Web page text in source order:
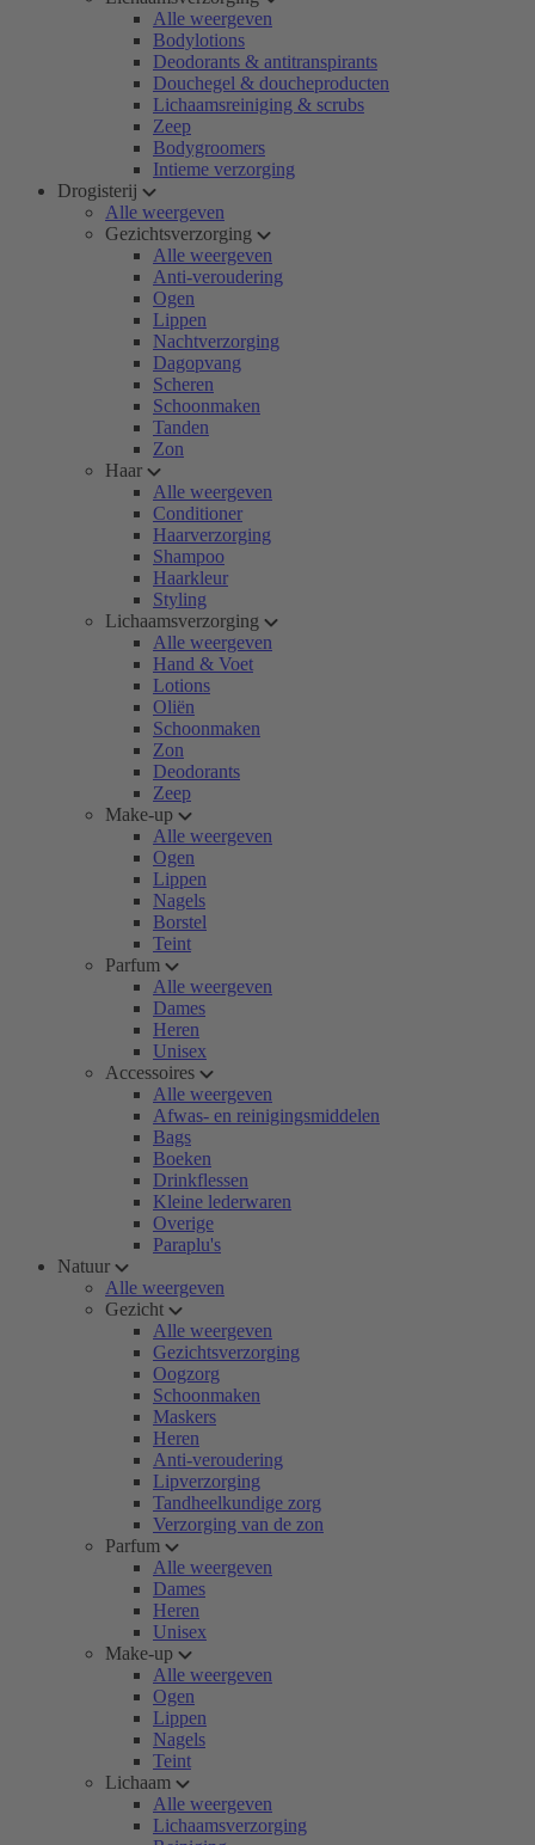
Alle weergeven
Bodylotions
Deodorants & antitranspirants
Douchegel & doucheproducten
Lichaamsreiniging & scrubs
Zeep
Bodygroomers
Intieme verzorging
Drogisterij
Alle weergeven
Gezichtsverzorging
Alle weergeven
Anti-veroudering
Ogen
Lippen
Nachtverzorging
Dagopvang
Scheren
Schoonmaken
Tanden
Zon
Haar
Alle weergeven
Conditioner
Haarverzorging
Shampoo
Haarkleur
Styling
Lichaamsverzorging
Alle weergeven
Hand & Voet
Lotions
Oliën
Schoonmaken
Zon
Deodorants
Zeep
Make-up
Alle weergeven
Ogen
Lippen
Nagels
Borstel
Teint
Parfum
Alle weergeven
Dames
Heren
Unisex
Accessoires
Alle weergeven
Afwas- en reinigingsmiddelen
Bags
Boeken
Drinkflessen
Kleine lederwaren
Overige
Paraplu's
Natuur
Alle weergeven
Gezicht
Alle weergeven
Gezichtsverzorging
Oogzorg
Schoonmaken
Maskers
Heren
Anti-veroudering
Lipverzorging
Tandheelkundige zorg
Verzorging van de zon
Parfum
Alle weergeven
Dames
Heren
Unisex
Make-up
Alle weergeven
Ogen
Lippen
Nagels
Teint
Lichaam
Alle weergeven
Lichaamsverzorging